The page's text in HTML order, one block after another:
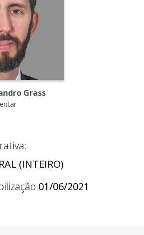
Grass
(INTEIRO)
01/06/2021